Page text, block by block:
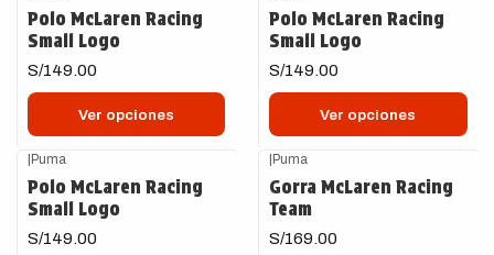
Polo McLaren Racing
Small Logo
S/149.00
Ver opciones
Polo McLaren Racing
Small Logo
S/149.00
Ver opciones
|Puma
Polo McLaren Racing
Small Logo
S/149.00
|Puma
Gorra McLaren Racing
Team
S/169.00